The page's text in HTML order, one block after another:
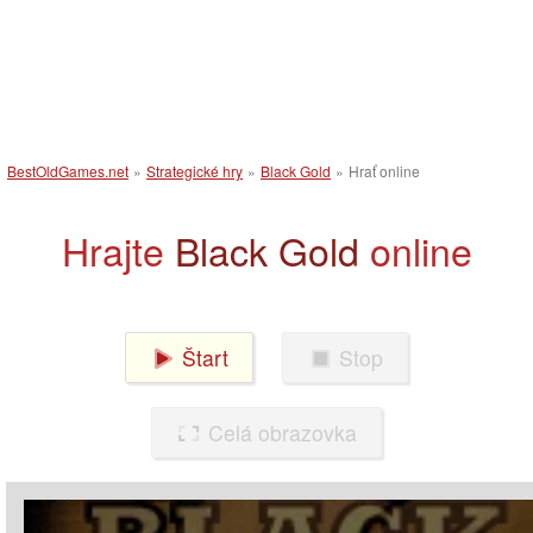
BestOldGames.net » Strategické hry » Black Gold » Hrať online
Hrajte Black Gold online
Štart Stop
Celá obrazovka